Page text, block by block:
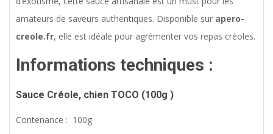
amateurs de saveurs authentiques. Disponible sur apero-
creole.fr, elle est idéale pour agrémenter vos repas créoles.
Informations techniques :
Sauce Créole, chien TOCO (100g )
Contenance : 100g